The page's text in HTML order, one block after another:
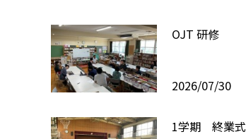
OJT 研修
2026/07/30
1学期 終業式